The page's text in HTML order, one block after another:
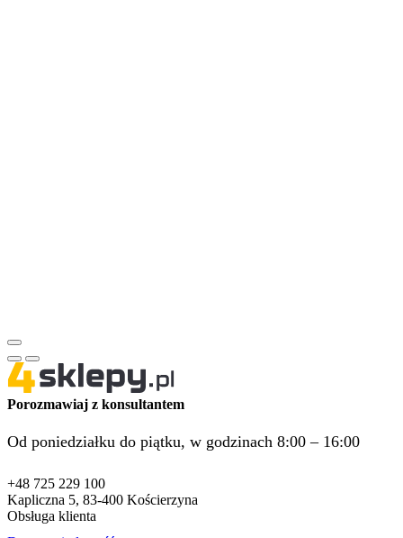
Porozmawiaj z konsultantem
Od poniedziałku do piątku, w godzinach 8:00 – 16:00
+48 725 229 100
Kapliczna 5, 83-400 Kościerzyna
Obsługa klienta